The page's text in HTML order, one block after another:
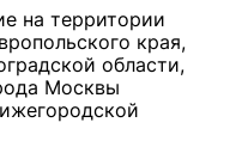
на территории
края,
области,
Москвы